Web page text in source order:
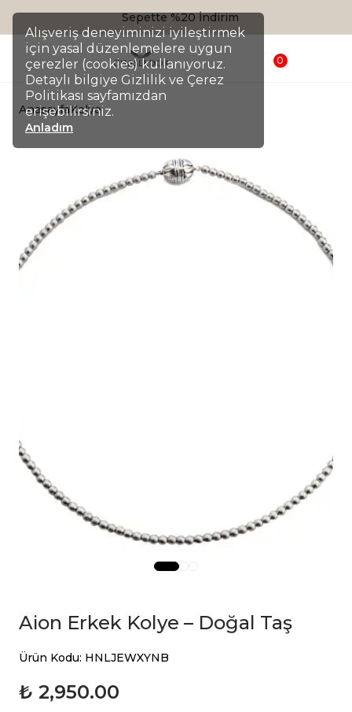
Alışveriş deneyiminizi iyileştirmek
için yasal düzenlemelere uygun
çerezler (cookies) kullanıyoruz.
Detaylı bilgiye Gizlilik ve Çerez
Politikası sayfamızdan
erişebilirsiniz.
Anladım
Sepette %20 İndirim
0
AnasayfaKolye
Aion Erkek Kolye – Doğal Taş
Ürün Kodu: HNLJEWXYNB
₺ 2,950.00